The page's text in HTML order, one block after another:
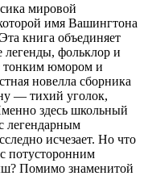
мировой
имя Вашингтона
книга объединяет
легенды, фольклор и
тонким юмором и
новелла сборника
— тихий уголок,
здесь школьный
легендарным
исчезает. Но что
потусторонним
Помимо знаменитой